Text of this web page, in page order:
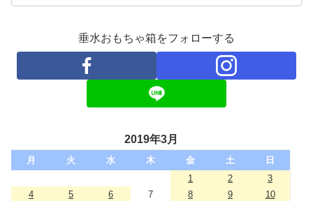
垂水おもちゃ箱をフォローする
2019年3月
月 火 水 木 金 土
日
1
2
3
4
5 6 7 8 9
10